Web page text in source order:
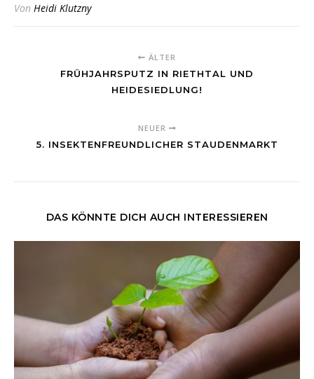
Von Heidi Klutzny
ÄLTER
FRÜHJAHRSPUTZ IN RIETHTAL UND
HEIDESIEDLUNG!
NEUER
5. INSEKTENFREUNDLICHER STAUDENMARKT
DAS KÖNNTE DICH AUCH INTERESSIEREN